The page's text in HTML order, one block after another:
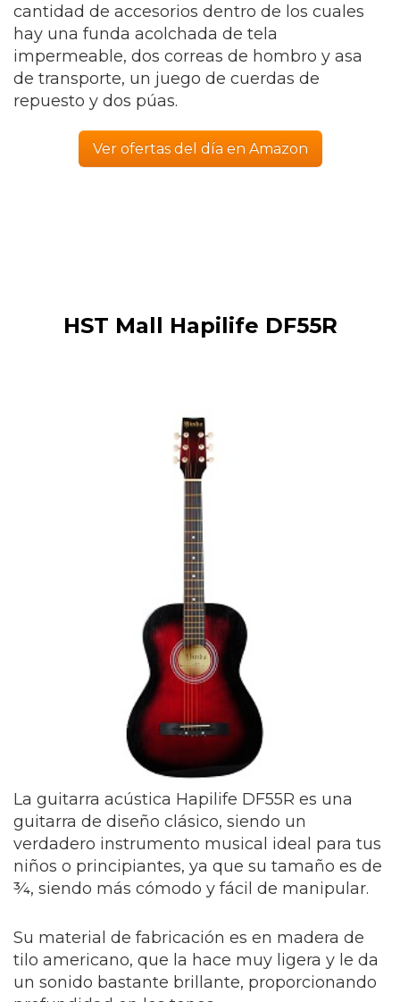
cantidad de accesorios dentro de los cuales
hay una funda acolchada de tela
impermeable, dos correas de hombro y asa
de transporte, un juego de cuerdas de
repuesto y dos púas.
Ver ofertas del día en Amazon
HST Mall Hapilife DF55R
La guitarra acústica Hapilife DF55R es una
guitarra de diseño clásico, siendo un
verdadero instrumento musical ideal para tus
niños o principiantes, ya que su tamaño es de
¾, siendo más cómodo y fácil de manipular.
Su material de fabricación es en madera de
tilo americano, que la hace muy ligera y le da
un sonido bastante brillante, proporcionando